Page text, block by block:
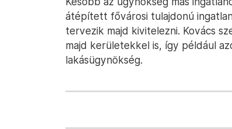
átépített fővárosi tulajdonú
tervezik majd kivitelezni. Kovács
majd kerületekkel is, így például
lakásügynökség.